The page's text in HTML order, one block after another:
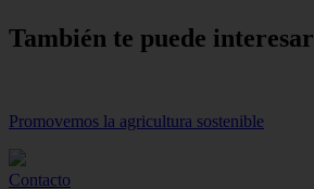
También te puede interesar
Promovemos la agricultura sostenible
Contacto